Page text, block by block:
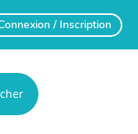
/ Inscription